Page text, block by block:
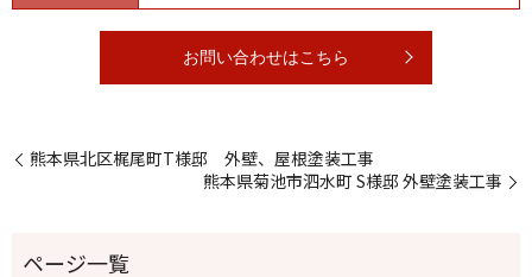
お問い合わせはこちら
熊本県北区梶尾町T様邸 外壁、屋根塗装工事
熊本県菊池市泗水町 S様邸 外壁塗装工事